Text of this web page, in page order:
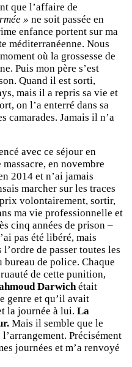
que l’affaire de
» ne soit passée en
enfance portent sur ma
méditerranéenne. Nous
où la grossesse de
Puis mon père s’est
Quand il est sorti,
mais il a repris sa vie et
on l’a enterré dans sa
camarades. Jamais il n’a
avec ce séjour en
en novembre
2014 et n’ai jamais
marcher sur les traces
volontairement, sortir,
ma vie professionnelle et
cinq années de prison –
pas été libéré, mais
de passer toutes les
bureau de police. Chaque
de cette punition,
Darwichétait
genre et qu’il avait
la journée à lui. La
Mais il semble que le
Précisément
journées et m’a renvoyé